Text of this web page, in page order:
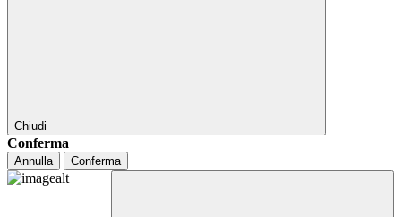
Chiudi
Conferma
Annulla Conferma